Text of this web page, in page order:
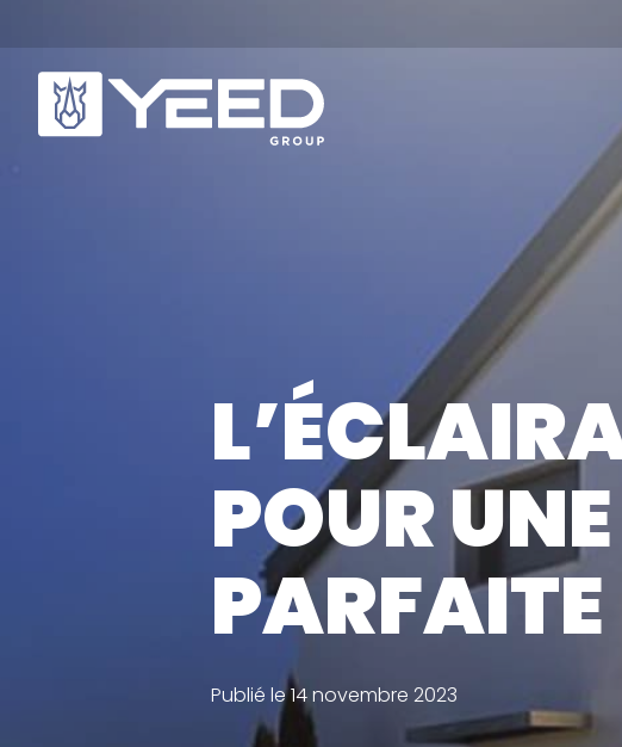
NOS PLOTS
Plots terrasse dalle
Plots terrasse bois
QUI
Notre
Notre
Notre
POUR
PARFAITE
Publié le 14 novembre 2023